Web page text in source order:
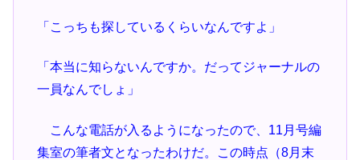
「こっちも探しているくらいなんですよ」
「本当に知らないんですか。だってジャーナルの
一員なんでしょ」
こんな電話が入るようになったので、11月号編
集室の筆者文となったわけだ。この時点（8月末